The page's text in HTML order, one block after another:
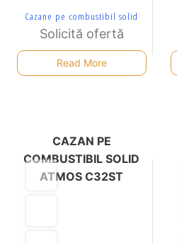
Cazane pe combustibil solid
Solicită ofertă
Read More
CAZAN PE
COMBUSTIBIL SOLID
ATMOS C32ST